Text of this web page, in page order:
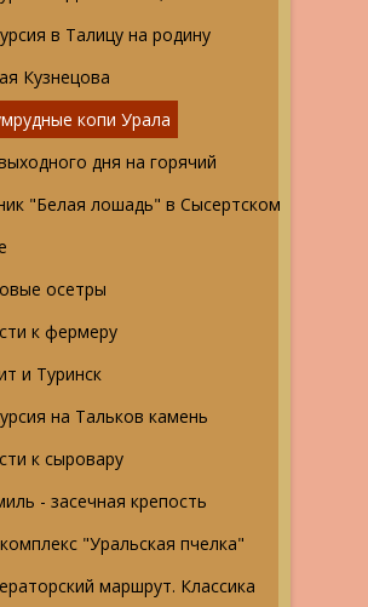
в Талицу на родину
Кузнецова
копи Урала
дня на горячий
"Белая лошадь" в Сысертском
осетры
к фермеру
и Туринск
на Тальков камень
к сыровару
- засечная крепость
"Уральская пчелка"
маршрут. Классика